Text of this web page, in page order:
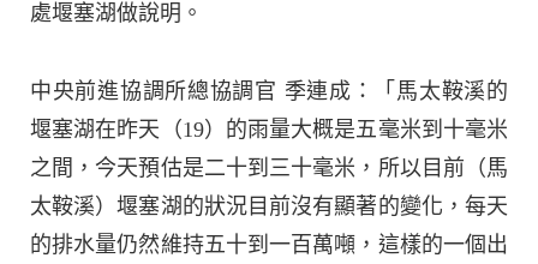
處堰塞湖做說明。
中央前進協調所總協調官 季連成：「馬太鞍溪的
堰塞湖在昨天（19）的雨量大概是五毫米到十毫米
之間，今天預估是二十到三十毫米，所以目前（馬
太鞍溪）堰塞湖的狀況目前沒有顯著的變化，每天
的排水量仍然維持五十到一百萬噸，這樣的一個出